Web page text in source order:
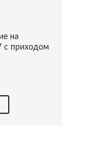
на
с приходом